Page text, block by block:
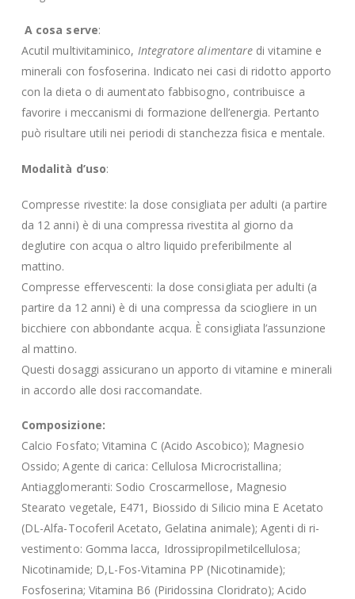
A cosa serve:
Acutil multivitaminico, Integratore alimentare di vitamine e
minerali con fosfoserina. Indicato nei casi di ridotto apporto
con la dieta o di aumentato fabbisogno, contribuisce a
favorire i meccanismi di formazione dell’energia. Pertanto
può risultare utili nei periodi di stanchezza fisica e mentale.
Modalità d’uso:
Compresse rivestite: la dose consigliata per adulti (a partire
da 12 anni) è di una compressa rivestita al giorno da
deglutire con acqua o altro liquido preferibilmente al
mattino.
Compresse effervescenti: la dose consigliata per adulti (a
partire da 12 anni) è di una compressa da sciogliere in un
bicchiere con abbondante acqua. È consigliata l’assunzione
al mattino.
Questi dosaggi assicurano un apporto di vitamine e minerali
in accordo alle dosi raccomandate.
Composizione:
Calcio Fosfato; Vitamina C (Acido Ascobico); Magnesio
Ossido; Agente di carica: Cellulosa Microcristallina;
Antiagglomeranti: Sodio Croscarmellose, Magnesio
Stearato vegetale, E471, Biossido di Silicio mina E Acetato
(DL-Alfa-Tocoferil Acetato, Gelatina animale); Agenti di ri-
vestimento: Gomma lacca, Idrossipropilmetilcellulosa;
Nicotinamide; D,L-Fos-Vitamina PP (Nicotinamide);
Fosfoserina; Vitamina B6 (Piridossina Cloridrato); Acido